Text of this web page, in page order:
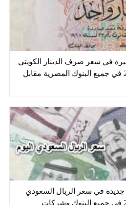
في سعر صرف الدينار الكويتي
اليوم الإثنين 20 يونيو 2022 في جميع البنوك المصرية مقابل
جديدة في سعر الريال السعودي
اليوم الإثنين 20 يونيو 2022 في جميع البنوك وشركات